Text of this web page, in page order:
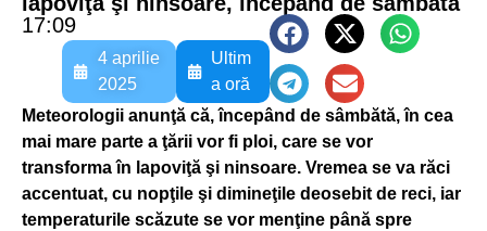
17:09
4 aprilie
2025
Ultim
a oră
Meteorologii anunţă că, începând de sâmbătă, în cea
mai mare parte a ţării vor fi ploi, care se vor
transforma în lapoviţă şi ninsoare. Vremea se va răci
accentuat, cu nopţile şi dimineţile deosebit de reci, iar
temperaturile scăzute se vor menţine până spre